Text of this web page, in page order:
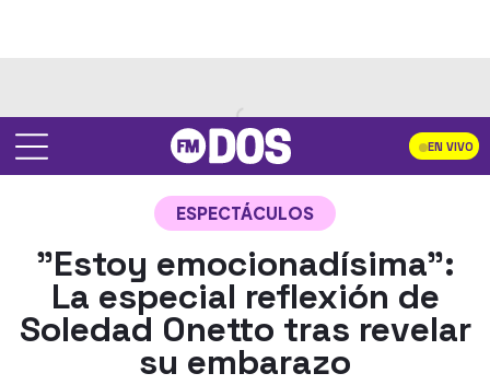
EN VIVO
ESPECTÁCULOS
"Estoy emocionadísima":
La especial reflexión de
Soledad Onetto tras revelar
su embarazo